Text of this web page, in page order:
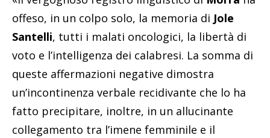
offeso, in un colpo solo, la memoria di Jole
Santelli, tutti i malati oncologici, la libertà di
voto e l’intelligenza dei calabresi. La somma di
queste affermazioni negative dimostra
un’incontinenza verbale recidivante che lo ha
fatto precipitare, inoltre, in un allucinante
collegamento tra l’imene femminile e il